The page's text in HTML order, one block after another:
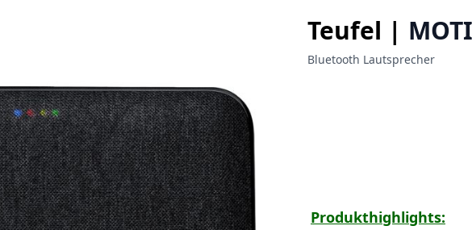
Teufel |
Bluetooth Lautsprecher
Produkthighlights: